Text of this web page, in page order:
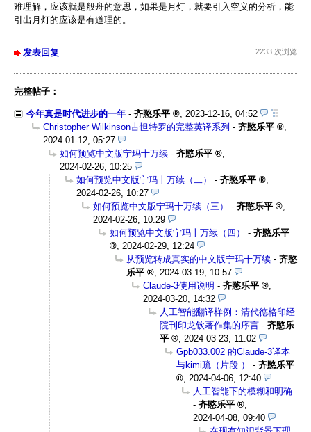
难理解，应该就是般舟的意思，如果是月灯，就要引入空义的分析，能
引出月灯的应该是有道理的。
发表回复 2233 次浏览
完整帖子：
今年真是时代进步的一年 -齐愍乐平 , 2023-12-16, 04:52
Christopher Wilkinson古怛特罗的完整英译系列 -齐愍乐平
,
2024-01-12, 05:27
如何预览中文版宁玛十万续 -齐愍乐平
,
2024-02-26, 10:25
如何预览中文版宁玛十万续（二）
-齐愍乐平
,
2024-02-26, 10:27
如何预览中文版宁玛十万续（三）
-齐愍乐平
,
2024-02-26, 10:29
如何预览中文版宁玛十万续（四）
-齐愍乐平
, 2024-02-29, 12:24
从预览转成真实的中文版宁玛十万续 -齐愍
乐平
, 2024-03-19, 10:57
Claude-3使用说明 -齐愍乐平
,
2024-03-20, 14:32
人工智能翻译样例：清代德格印经
院刊印龙钦著作集的序言 -齐愍乐
平
, 2024-03-23, 11:02
Gpb033.002 的Claude-3译本
与kimi疏（片段 ）
-齐愍乐平
, 2024-04-06, 12:40
人工智能下的模糊和明确
-齐愍乐平
,
2024-04-08, 09:40